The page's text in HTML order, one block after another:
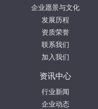
企业愿景与文化
发展历程
资质荣誉
联系我们
加入我们
资讯中心
行业新闻
企业动态